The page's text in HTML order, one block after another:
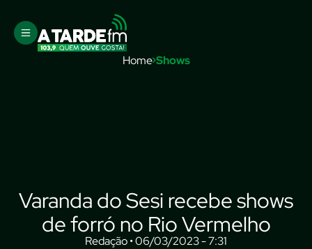
Home Shows
Varanda do Sesi recebe shows
de forró no Rio Vermelho
Redação • 06/03/2023 - 7:31